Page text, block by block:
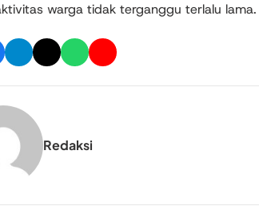
warga tidak terganggu terlalu lama.
Redaksi